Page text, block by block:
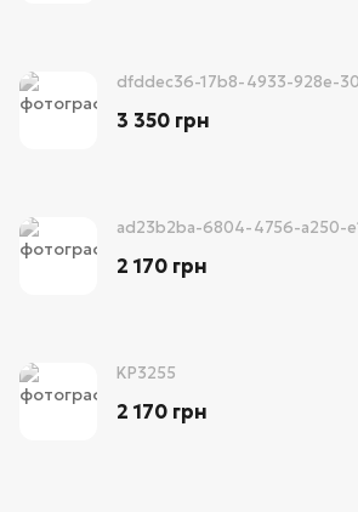
dfddec36-17b8-4933-928e-
3 350 грн
ad23b2ba-6804-4756-a250-
2 170 грн
KP3255
2 170 грн